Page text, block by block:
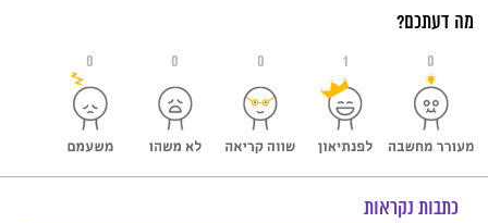
מה דעתכם?
0 0 0 1 0
כתבות נקראות